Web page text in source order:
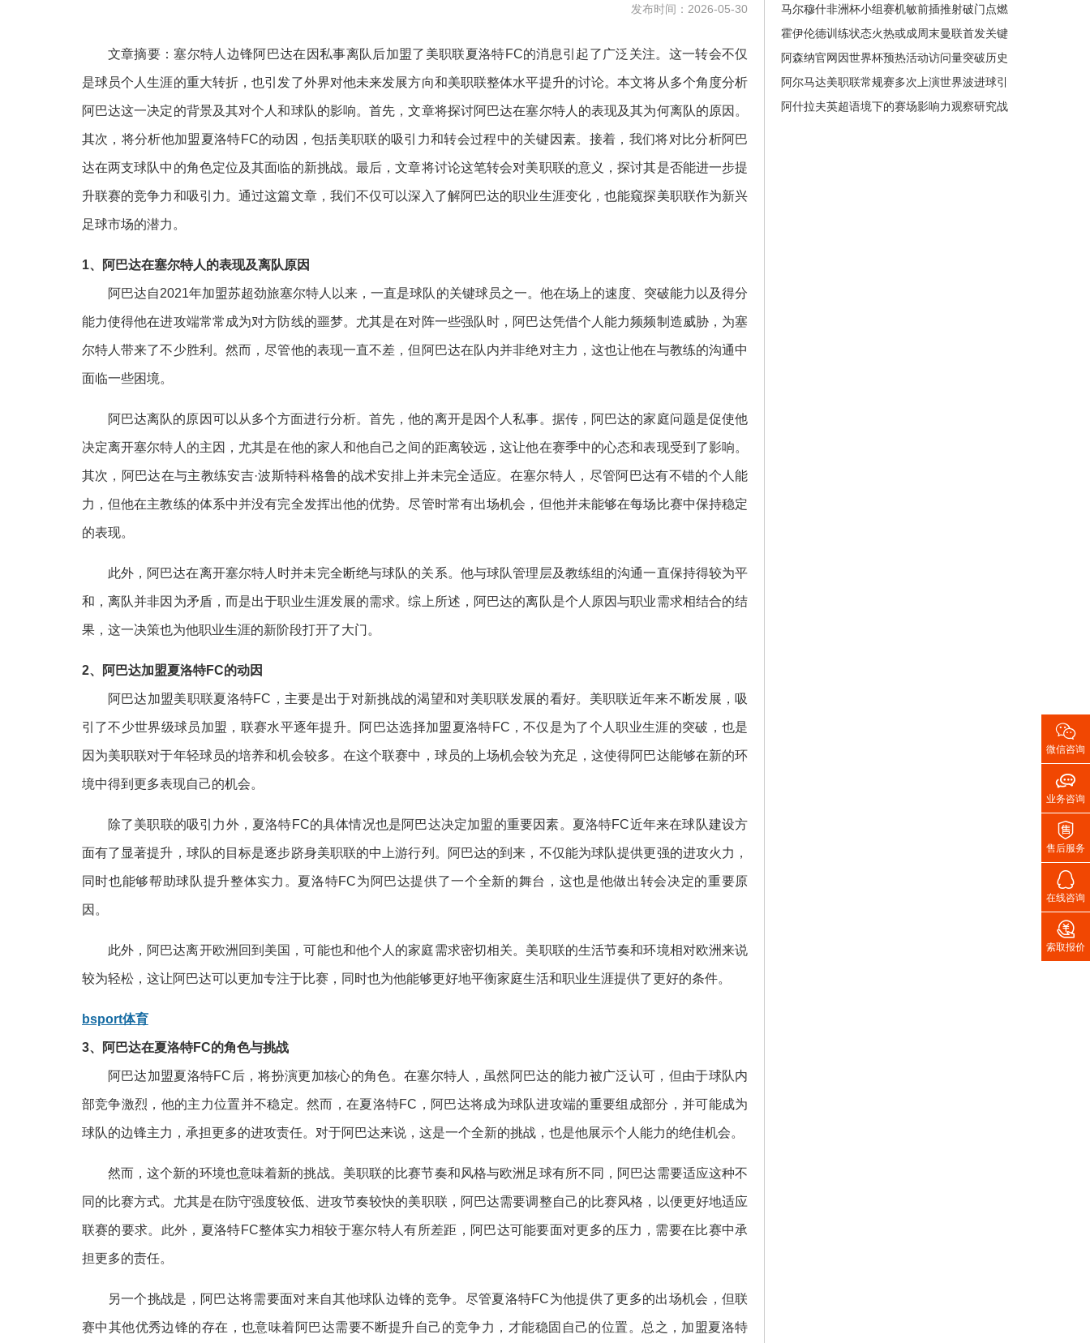
发布时间：2026-05-30
文章摘要：塞尔特人边锋阿巴达在因私事离队后加盟了美职联夏洛特FC的消息引起了广泛关注。这一转会不仅
是球员个人生涯的重大转折，也引发了外界对他未来发展方向和美职联整体水平提升的讨论。本文将从多个角度分析
阿巴达这一决定的背景及其对个人和球队的影响。首先，文章将探讨阿巴达在塞尔特人的表现及其为何离队的原因。
其次，将分析他加盟夏洛特FC的动因，包括美职联的吸引力和转会过程中的关键因素。接着，我们将对比分析阿巴
达在两支球队中的角色定位及其面临的新挑战。最后，文章将讨论这笔转会对美职联的意义，探讨其是否能进一步提
升联赛的竞争力和吸引力。通过这篇文章，我们不仅可以深入了解阿巴达的职业生涯变化，也能窥探美职联作为新兴
足球市场的潜力。
1、阿巴达在塞尔特人的表现及离队原因
阿巴达自2021年加盟苏超劲旅塞尔特人以来，一直是球队的关键球员之一。他在场上的速度、突破能力以及得分
能力使得他在进攻端常常成为对方防线的噩梦。尤其是在对阵一些强队时，阿巴达凭借个人能力频频制造威胁，为塞
尔特人带来了不少胜利。然而，尽管他的表现一直不差，但阿巴达在队内并非绝对主力，这也让他在与教练的沟通中
面临一些困境。
阿巴达离队的原因可以从多个方面进行分析。首先，他的离开是因个人私事。据传，阿巴达的家庭问题是促使他
决定离开塞尔特人的主因，尤其是在他的家人和他自己之间的距离较远，这让他在赛季中的心态和表现受到了影响。
其次，阿巴达在与主教练安吉·波斯特科格鲁的战术安排上并未完全适应。在塞尔特人，尽管阿巴达有不错的个人能
力，但他在主教练的体系中并没有完全发挥出他的优势。尽管时常有出场机会，但他并未能够在每场比赛中保持稳定
的表现。
此外，阿巴达在离开塞尔特人时并未完全断绝与球队的关系。他与球队管理层及教练组的沟通一直保持得较为平
和，离队并非因为矛盾，而是出于职业生涯发展的需求。综上所述，阿巴达的离队是个人原因与职业需求相结合的结
果，这一决策也为他职业生涯的新阶段打开了大门。
2、阿巴达加盟夏洛特FC的动因
阿巴达加盟美职联夏洛特FC，主要是出于对新挑战的渴望和对美职联发展的看好。美职联近年来不断发展，吸
引了不少世界级球员加盟，联赛水平逐年提升。阿巴达选择加盟夏洛特FC，不仅是为了个人职业生涯的突破，也是
因为美职联对于年轻球员的培养和机会较多。在这个联赛中，球员的上场机会较为充足，这使得阿巴达能够在新的环
境中得到更多表现自己的机会。
除了美职联的吸引力外，夏洛特FC的具体情况也是阿巴达决定加盟的重要因素。夏洛特FC近年来在球队建设方
面有了显著提升，球队的目标是逐步跻身美职联的中上游行列。阿巴达的到来，不仅能为球队提供更强的进攻火力，
同时也能够帮助球队提升整体实力。夏洛特FC为阿巴达提供了一个全新的舞台，这也是他做出转会决定的重要原
因。
此外，阿巴达离开欧洲回到美国，可能也和他个人的家庭需求密切相关。美职联的生活节奏和环境相对欧洲来说
较为轻松，这让阿巴达可以更加专注于比赛，同时也为他能够更好地平衡家庭生活和职业生涯提供了更好的条件。
bsport体育
3、阿巴达在夏洛特FC的角色与挑战
阿巴达加盟夏洛特FC后，将扮演更加核心的角色。在塞尔特人，虽然阿巴达的能力被广泛认可，但由于球队内
部竞争激烈，他的主力位置并不稳定。然而，在夏洛特FC，阿巴达将成为球队进攻端的重要组成部分，并可能成为
球队的边锋主力，承担更多的进攻责任。对于阿巴达来说，这是一个全新的挑战，也是他展示个人能力的绝佳机会。
然而，这个新的环境也意味着新的挑战。美职联的比赛节奏和风格与欧洲足球有所不同，阿巴达需要适应这种不
同的比赛方式。尤其是在防守强度较低、进攻节奏较快的美职联，阿巴达需要调整自己的比赛风格，以便更好地适应
联赛的要求。此外，夏洛特FC整体实力相较于塞尔特人有所差距，阿巴达可能要面对更多的压力，需要在比赛中承
担更多的责任。
另一个挑战是，阿巴达将需要面对来自其他球队边锋的竞争。尽管夏洛特FC为他提供了更多的出场机会，但联
赛中其他优秀边锋的存在，也意味着阿巴达需要不断提升自己的竞争力，才能稳固自己的位置。总之，加盟夏洛特
节与转会费数字
马尔穆什非洲杯小组赛机敏前插推射破门点燃
场助埃及抢占出线先机
霍伊伦德训练状态火热或成周末曼联首发关键
球员
阿森纳官网因世界杯预热活动访问量突破历史
极值创下新纪录
阿尔马达美职联常规赛多次上演世界波进球引
爆球迷热情
阿什拉夫英超语境下的赛场影响力观察研究战

微信咨询

业务咨询

售后服务

在线咨询

索取报价